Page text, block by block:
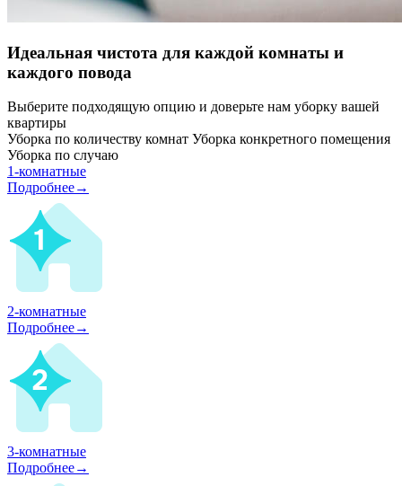
Идеальная чистота для каждой комнаты и
каждого повода
Выберите подходящую опцию и доверьте нам уборку вашей
квартиры
Уборка по количеству комнат Уборка конкретного помещения
Уборка по случаю
1-комнатные
Подробнее→
2-комнатные
Подробнее→
3-комнатные
Подробнее→